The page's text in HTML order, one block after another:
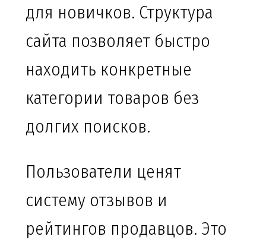
для новичков. Структура
сайта позволяет быстро
находить конкретные
категории товаров без
долгих поисков.
Пользователи ценят
систему отзывов и
рейтингов продавцов. Это